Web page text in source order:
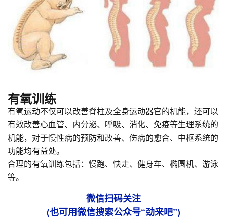
有氧训练
有氧运动不仅可以改善脊柱及全身运动器官的机能，还可以
有效改善心血管、内分泌、呼吸、消化、免疫等生理系统的
机能，对于慢性病的预防和改善、伤病的愈合、中枢系统的
功能均有益处。
合理的有氧训练包括：慢跑、快走、健身车、椭圆机、游泳
等。
微信扫码关注
(也可用微信搜索公众号“劲来吧”)